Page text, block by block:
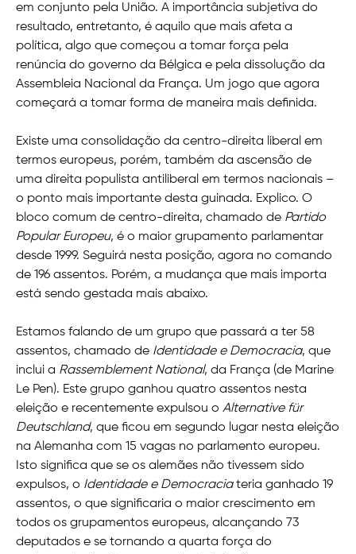
em conjunto pela União. A importância subjetiva do
resultado, entretanto, é aquilo que mais afeta a
política, algo que começou a tomar força pela
renúncia do governo da Bélgica e pela dissolução da
Assembleia Nacional da França. Um jogo que agora
começará a tomar forma de maneira mais definida.
Existe uma consolidação da centro-direita liberal em
termos europeus, porém, também da ascensão de
uma direita populista antiliberal em termos nacionais –
o ponto mais importante desta guinada. Explico. O
bloco comum de centro-direita, chamado de Partido
Popular Europeu, é o maior grupamento parlamentar
desde 1999. Seguirá nesta posição, agora no comando
de 196 assentos. Porém, a mudança que mais importa
está sendo gestada mais abaixo.
Estamos falando de um grupo que passará a ter 58
assentos, chamado de Identidade e Democracia, que
inclui a Rassemblement National, da França (de Marine
Le Pen). Este grupo ganhou quatro assentos nesta
eleição e recentemente expulsou o Alternative für
Deutschland, que ficou em segundo lugar nesta eleição
na Alemanha com 15 vagas no parlamento europeu.
Isto significa que se os alemães não tivessem sido
expulsos, o Identidade e Democraciateria ganhado 19
assentos, o que significaria o maior crescimento em
todos os grupamentos europeus, alcançando 73
deputados e se tornando a quarta força do